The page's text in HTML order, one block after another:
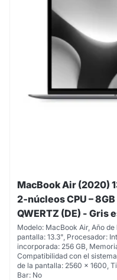
MacBook Air (2020)
2‑núcleos CPU –
QWERTZ (DE) - Gris
Modelo: MacBook Air, Año
pantalla: 13.3", Procesador:
incorporada: 256 GB,
Compatibilidad con el
de la pantalla: 2560 x 1600,
Bar: No